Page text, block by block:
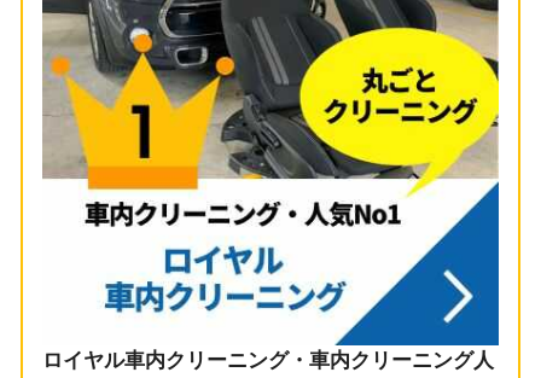
ロイヤル車内クリーニング・車内クリーニング人